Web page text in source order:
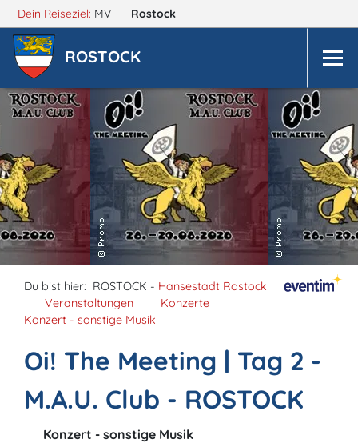
Dein Reiseziel: MV Rostock
ROSTOCK
Du bist hier: ROSTOCK - Hansestadt Rostock
Veranstaltungen
Konzerte
Konzert - sonstige Musik
Oi! The Meeting | Tag 2 -
M.A.U. Club - ROSTOCK
Konzert - sonstige Musik